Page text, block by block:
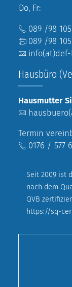
Do, Fr:
089 /98
089 /98
Hausbüro
Hausmutter
Termin
0176 / 577
Seit 2009 ist
nach dem
QVB
https://sq-